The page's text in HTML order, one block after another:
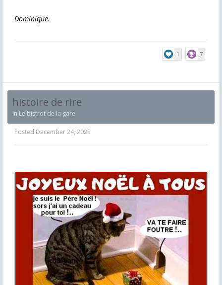
Dominique.
1 7
histoire de rire
in Le bistrot de la gare
Posted December 24, 2025